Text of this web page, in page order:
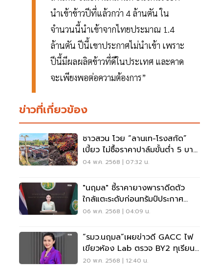
นำเข้าข้าวปีที่แล้วกว่า 4 ล้านตัน ใน
จำนวนนี้นำเข้าจากไทยประมาณ 1.4
ล้านตัน ปีนี้เขาประกาศไม่นำเข้า เพราะ
ปีนี้มีผลผลิตข้าวที่ดีในประเทศ และคาด
จะเพียงพอต่อความต้องการ”
ข่าวที่เกี่ยวข้อง
ชาวสวน โวย “ลานเท-โรงสกัด”
เบี้ยว ไม่ซื้อราคาปาล์มขั้นต่ำ 5 บาท
ต่อกิโลกรัม
04 พ.ค. 2568 | 07:32 น.
"นฤมล" ชี้ราคายางพาราดีดตัว
ใกล้แตะระดับก่อนทรัมป์ประกาศ
มาตรการภาษี
06 พ.ค. 2568 | 04:09 น.
“รมว.นฤมล”เผยข่าวดี GACC ไฟ
เขียวห้อง Lab ตรวจ BY2 ทุเรียน
ไทยไปจีน เพิ่ม 12 Lab แล้ว
20 พ.ค. 2568 | 12:40 น.